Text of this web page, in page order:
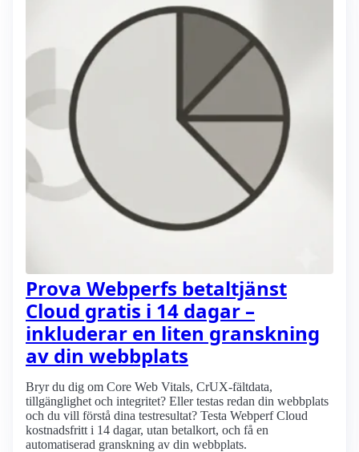
Prova Webperfs betaltjänst
Cloud gratis i 14 dagar –
inkluderar en liten granskning
av din webbplats
Bryr du dig om Core Web Vitals, CrUX-fältdata,
tillgänglighet och integritet? Eller testas redan din webbplats
och du vill förstå dina testresultat? Testa Webperf Cloud
kostnadsfritt i 14 dagar, utan betalkort, och få en
automatiserad granskning av din webbplats.